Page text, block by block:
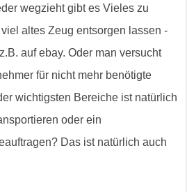
wegzieht gibt es Vieles zu
altes Zeug entsorgen lassen -
auf ebay. Oder man versucht
für nicht mehr benötigte
wichtigsten Bereiche ist natürlich
oder ein
Das ist natürlich auch